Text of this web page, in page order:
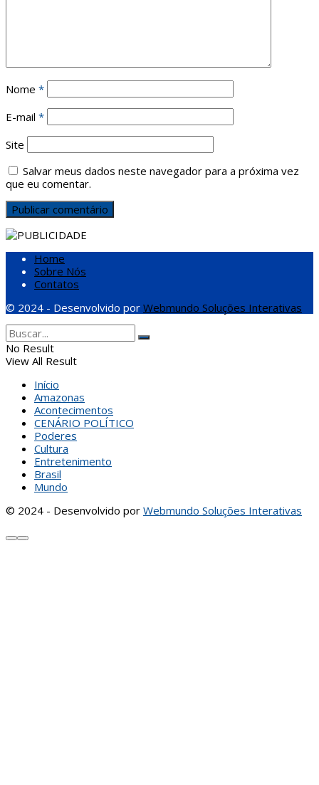
Nome *
E-mail *
Site
Salvar meus dados neste navegador para a próxima vez
que eu comentar.
Home
Sobre Nós
Contatos
© 2024 - Desenvolvido por Webmundo Soluções Interativas
No Result
View All Result
Início
Amazonas
Acontecimentos
CENÁRIO POLÍTICO
Poderes
Cultura
Entretenimento
Brasil
Mundo
© 2024 - Desenvolvido por Webmundo Soluções Interativas